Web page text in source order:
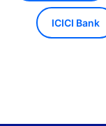
ICICI Bank